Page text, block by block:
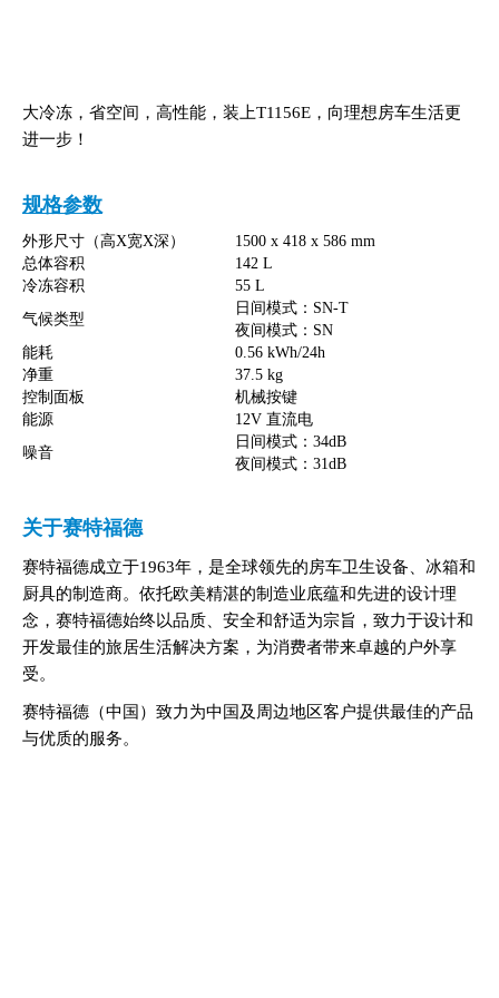
大冷冻，省空间，高性能，装上T1156E，向理想房车生活更
进一步！
规格参数
外形尺寸（高X宽X深）
1500 x 418 x 586 mm
总体容积
142 L
冷冻容积
55 L
气候类型
日间模式：SN-T
夜间模式：SN
能耗
0.56 kWh/24h
净重
37.5 kg
控制面板
机械按键
能源
12V 直流电
噪音
日间模式：34dB
夜间模式：31dB
关于赛特福德
赛特福德成立于1963年，是全球领先的房车卫生设备、冰箱和
厨具的制造商。依托欧美精湛的制造业底蕴和先进的设计理
念，赛特福德始终以品质、安全和舒适为宗旨，致力于设计和
开发最佳的旅居生活解决方案，为消费者带来卓越的户外享
受。
赛特福德（中国）致力为中国及周边地区客户提供最佳的产品
与优质的服务。